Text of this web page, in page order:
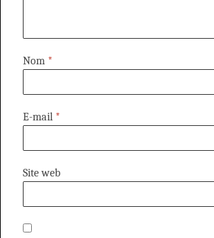
Nom *
E-mail *
Site web